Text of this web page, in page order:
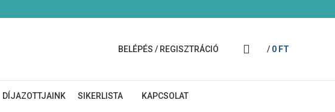
BELÉPÉS / REGISZTRÁCIÓ / 0 FT
DÍJAZOTTJAINK SIKERLISTA KAPCSOLAT